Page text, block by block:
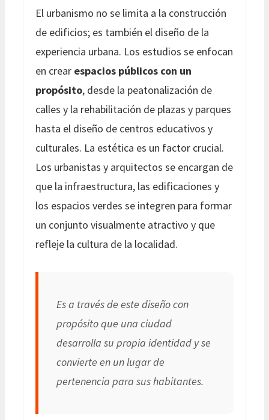
El urbanismo no se limita a la construcción
de edificios; es también el diseño de la
experiencia urbana. Los estudios se enfocan
en crear espacios públicos con un
propósito, desde la peatonalización de
calles y la rehabilitación de plazas y parques
hasta el diseño de centros educativos y
culturales. La estética es un factor crucial.
Los urbanistas y arquitectos se encargan de
que la infraestructura, las edificaciones y
los espacios verdes se integren para formar
un conjunto visualmente atractivo y que
refleje la cultura de la localidad.
Es a través de este diseño con
propósito que una ciudad
desarrolla su propia identidad y se
convierte en un lugar de
pertenencia para sus habitantes.